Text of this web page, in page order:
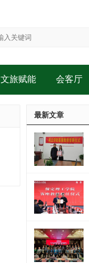
文旅赋能 会客厅
最新文章